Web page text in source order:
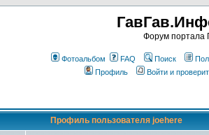
Форум портала
Фотоальбом FAQ Поиск
Профиль
Войти и
Профиль пользователя joehere